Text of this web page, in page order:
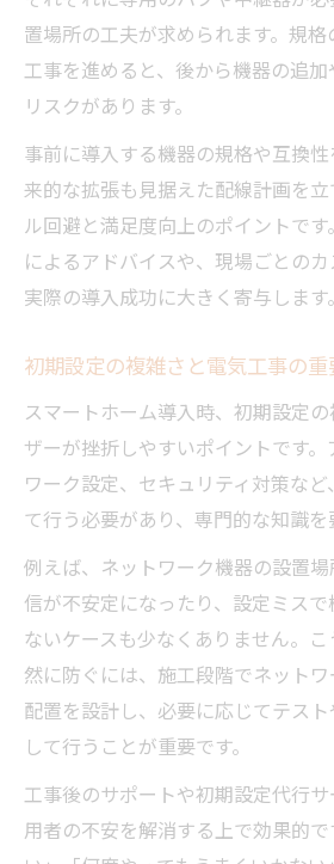
ハッキング対策に強い電
セキュリティを守るため
専門技術で実現する快適なス
専門性を活かした快適ス
工事
暮らしを豊かにする電気
家族の動線を考えた電気
長期的に快適な電気工事
ライフスタイルに合わせ
置場所の工夫が求められます。規
工事を進めると、後から機器の追
リスクがあります。
事前に導入する機器の規格や互換
来的な拡張も見据えた配線計画を
ル回避と満足度向上のポイントで
によるアドバイスや、現場ごとのカ
実際の導入成功に大きく寄与します。
初期設定の複雑さと電気工事の重
スマートホーム導入時、初期設定
ザーが挫折しやすいポイントです
ワーク設定、セキュリティ対策な
て行う必要があり、専門的な知識を
例えば、ネットワーク機器の設置
信が不安定になったり、設定ミス
ないケースも少なくありません。
然に防ぐには、施工段階でネット
配置を設計し、必要に応じてテス
して行うことが重要です。
工事後のサポートや初期設定代行
用者の不安を解消する上で効果的